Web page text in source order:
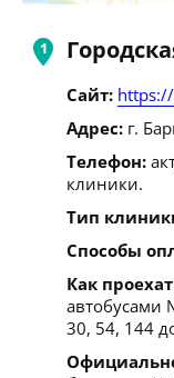
Сайт:
Адрес: г.
Телефон:
клиники.
Тип
Способы
Как
30, 54, 144